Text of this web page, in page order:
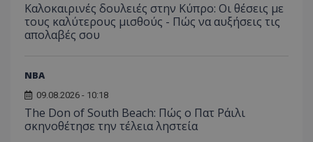
Καλοκαιρινές δουλειές στην Κύπρο: Οι θέσεις με
τους καλύτερους μισθούς - Πώς να αυξήσεις τις
απολαβές σου
NBA
09.08.2026 - 10:18
The Don of South Beach: Πώς ο Πατ Ράιλι
σκηνοθέτησε την τέλεια ληστεία